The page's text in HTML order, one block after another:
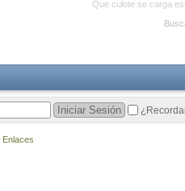
Que culote se carga
Enlaces